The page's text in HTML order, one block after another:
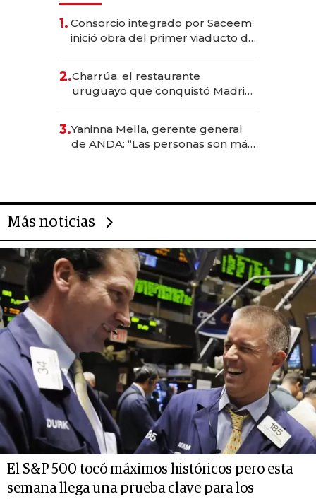
1. Consorcio integrado por Saceem
inició obra del primer viaducto de
millones
2.Charrúa, el restaurante
uruguayo que conquistó Madrid:
anticipación y prepara apertura
3.Yaninna Mella, gerente general
de ANDA: “Las personas son más
Más noticias
El S&P 500 tocó máximos históricos pero esta
semana llega una prueba clave para los